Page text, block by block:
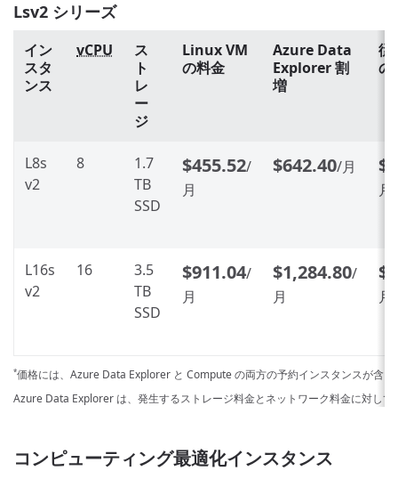
Lsv2 シリーズ
イン
スタ
ンス
vCPU
ス
ト
レ
ー
ジ
Linux VM
の料金
Azure Data
Explorer 割
増
従
の
L8s
v2
8
1.7
TB
SSD
$455.52/
月
$642.40/月
月
L16s
v2
16
3.5
TB
SSD
$911.04/
月
$1,284.80/
月
月
*価格には、Azure Data Explorer と Compute の両方の予約インスタンスが含ま
Azure Data Explorer は、発生するストレージ料金とネットワーク料金に対して
コンピューティング最適化インスタンス